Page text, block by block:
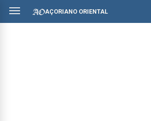
AÇORIANO ORIENTAL